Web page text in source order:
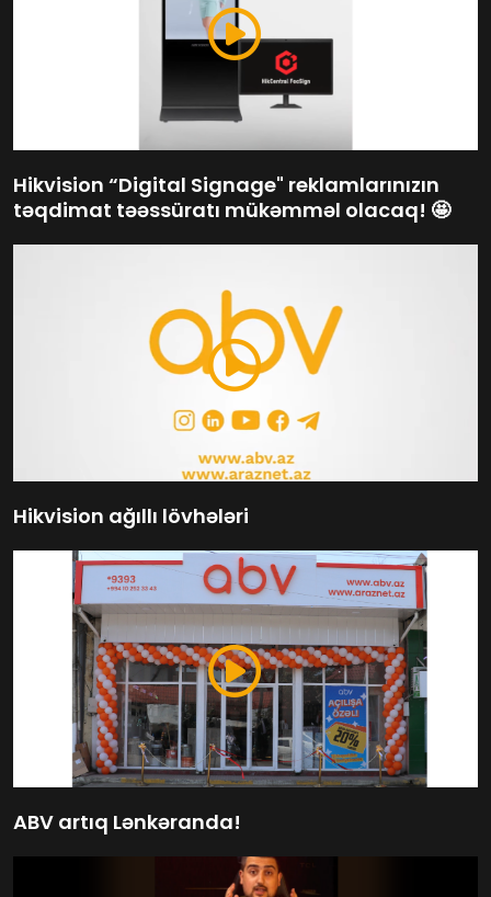
Hikvision “Digital Signage" reklamlarınızın
təqdimat təəssüratı mükəmməl olacaq! 🤩
Hikvision ağıllı lövhələri
ABV artıq Lənkəranda!